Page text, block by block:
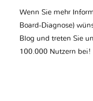
Wenn Sie mehr
Board-Diagnose)
Blog und treten Sie
100.000 Nutzern bei!